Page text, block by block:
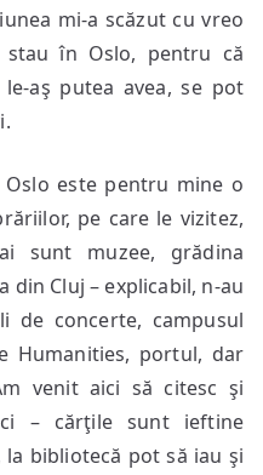
mi-a scăzut cu vreo
în Oslo, pentru că
aş putea avea, se pot
este pentru mine o
pe care le vizitez,
sunt muzee, grădina
din Cluj – explicabil, n-au
de concerte, campusul
Humanities, portul, dar
venit aici să citesc şi
– cărţile sunt ieftine
bibliotecă pot să iau şi